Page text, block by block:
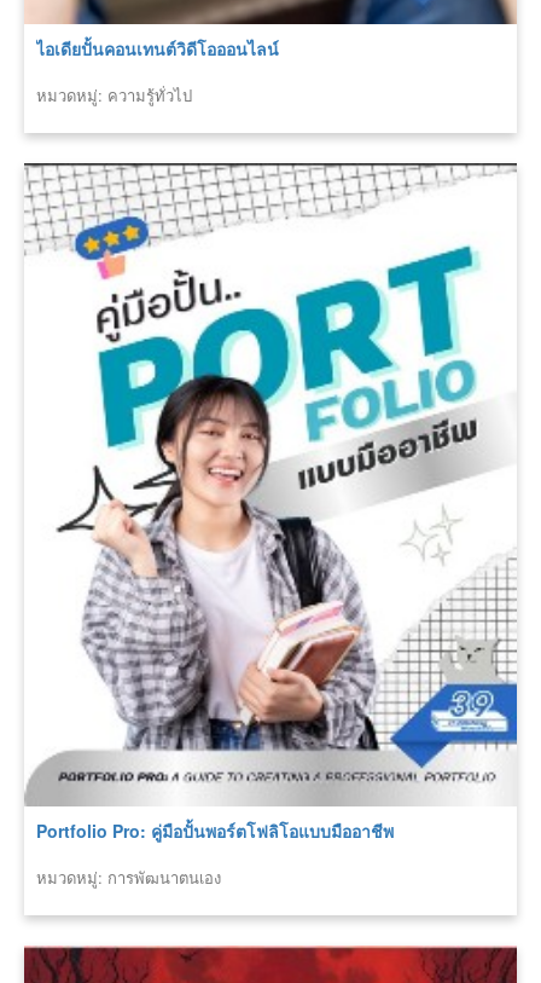
ไอเดียปั้นคอนเทนต์วิดีโอออนไลน์
หมวดหมู่: ความรู้ทั่วไป
Portfolio Pro: คู่มือปั้นพอร์ตโฟลิโอแบบมืออาชีพ
หมวดหมู่: การพัฒนาตนเอง